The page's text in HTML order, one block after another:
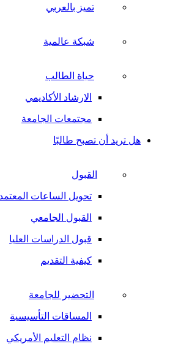
تميز بالعربي
شبكة عالمية
حياة الطالب
الارشاد الأكاديمي
مجتمعات الجامعة
هل تريد أن تصبح طالبًا
القبول
تحويل الساعات
القبول الجامعي
قبول الدراسات العليا
كيفية التقديم
التحضير للجامعة
المساقات التأسيسية
نظام التعليم الأمريكي